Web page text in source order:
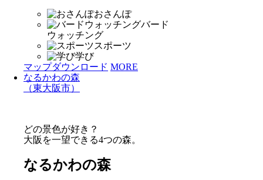
おさんぽ
バード
ウォッチング
スポーツ
学び
マップダウンロード MORE
なるかわの森
（東大阪市）
どの景色が好き？
大阪を一望できる4つの森。
なるかわの森